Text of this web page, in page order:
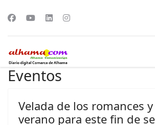
Eventos
Velada de los romances
verano para este fin de